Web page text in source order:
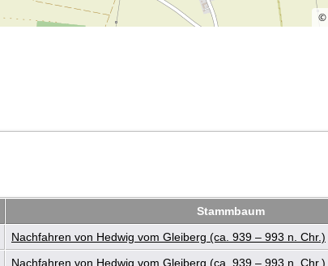
©
Stammbaum
Nachfahren von Hedwig vom Gleiberg (ca. 939 – 993 n. Chr.)
Nachfahren von Hedwig vom Gleiberg (ca. 939 – 993 n. Chr.)